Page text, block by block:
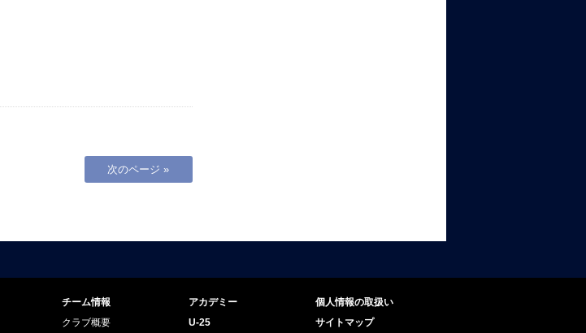
次のページ »
チーム情報
クラブ概要
アカデミー
U-25
個人情報の取扱い
サイトマップ